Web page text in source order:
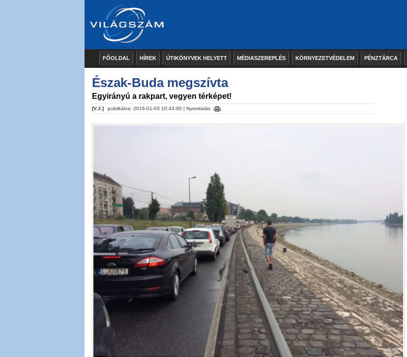
FŐOLDAL HÍREK ÚTIKÖNYVEK HELYETT MÉDIASZEREPLÉS KÖRNYEZETVÉDELEM PÉNZTÁRCA
Észak-Buda megszívta
Egyirányú a rakpart, vegyen térképet!
[V.J.] publikálva: 2016-01-03 10:43:00 | Nyomtatás